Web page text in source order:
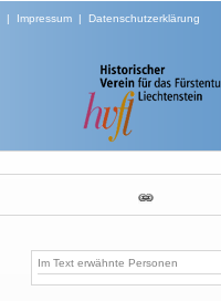
| Impressum| Datenschutzerklärung
Im Text erwähnte Personen